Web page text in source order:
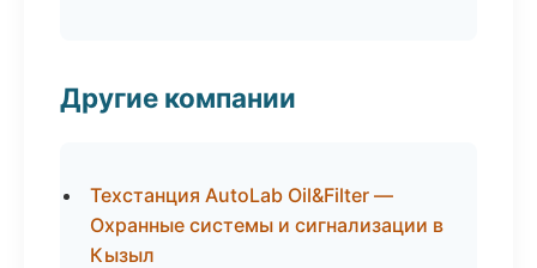
Другие компании
Техстанция AutoLab Oil&Filter —
Охранные системы и сигнализации в
Кызыл